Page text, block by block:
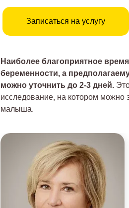
Записаться на услугу
Наиболее благоприятное
беременности, а
можно уточнить до 2-3 дней.
исследование, на котором можно
малыша.